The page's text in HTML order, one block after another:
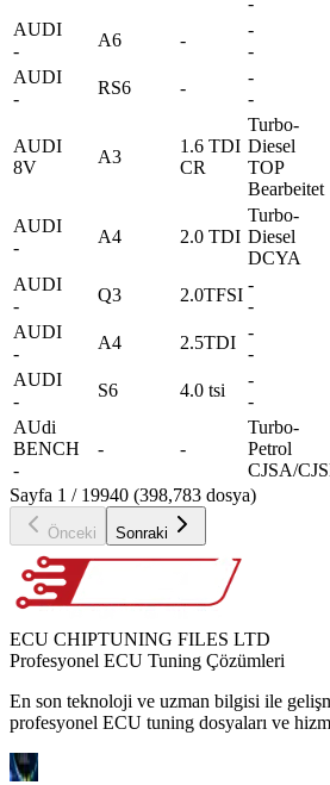
AUDI
-
A6 -
-
-
AUDI
-
RS6 -
-
-
AUDI
8V
A3
1.6 TDI
CR
Turbo-
Diesel
TOP
Bearbeitet
AUDI
-
A4 2.0 TDI
Turbo-
Diesel
DCYA
AUDI
-
Q3 2.0TFSI
-
-
AUDI
-
A4 2.5TDI
-
-
AUDI
-
S6 4.0 tsi
-
-
AUdi
BENCH
-
- -
Turbo-
Petrol
CJSA/
Sayfa 1 / 19940 (398,783 dosya)
Önceki Sonraki
ECU CHIPTUNING FILES LTD
Profesyonel ECU Tuning Çözümleri
En son teknoloji ve uzman bilgisi ile
profesyonel ECU tuning dosyaları ve